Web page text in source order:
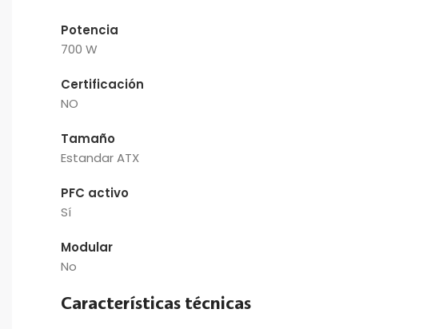
Potencia
700 W
Certificación
NO
Tamaño
Estandar ATX
PFC activo
Sí
Modular
No
Características técnicas